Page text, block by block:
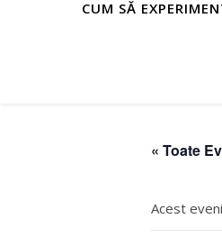
CUM SĂ
« Toate
Acest